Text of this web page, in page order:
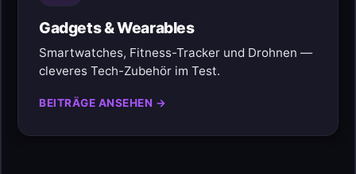
Gadgets & Wearables
Smartwatches, Fitness-Tracker und Drohnen —
cleveres Tech-Zubehör im Test.
BEITRÄGE ANSEHEN →